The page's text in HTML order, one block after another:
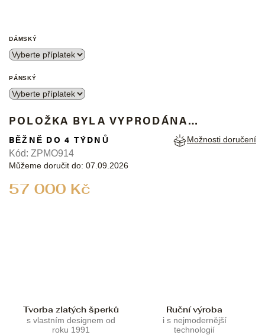
DÁMSKÝ
PÁNSKÝ
POLOŽKA BYLA VYPRODÁNA…
57 000 Kč
BĚŽNĚ DO 4 TÝDNŮ
Můžeme doručit do: 07.09.2026
Možnosti doručení
Kód: ZPMO914
Tvorba zlatých šperků
s vlastním designem od
roku 1991
Ruční výroba
i s nejmodernější
technologií